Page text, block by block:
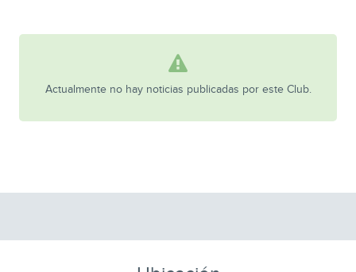
Actualmente no hay noticias publicadas por este Club.